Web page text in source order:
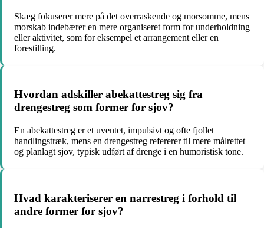
Skæg fokuserer mere på det overraskende og morsomme, mens
morskab indebærer en mere organiseret form for underholdning
eller aktivitet, som for eksempel et arrangement eller en
forestilling.
Hvordan adskiller abekattestreg sig fra
drengestreg som former for sjov?
En abekattestreg er et uventet, impulsivt og ofte fjollet
handlingstræk, mens en drengestreg refererer til mere målrettet
og planlagt sjov, typisk udført af drenge i en humoristisk tone.
Hvad karakteriserer en narrestreg i forhold til
andre former for sjov?